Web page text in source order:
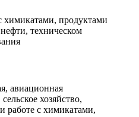
химикатами, продуктами
техническом
авиационная
хозяйство,
работе с химикатами,